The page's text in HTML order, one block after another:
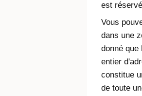
est
Vous
dans une
donné que
entier
constitue
de toute